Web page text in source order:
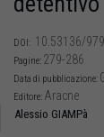
DOI: 10.53136/
Pagine: 279-286
Data di pubblicazione:
Editore: Aracne
Alessio GIAMPà